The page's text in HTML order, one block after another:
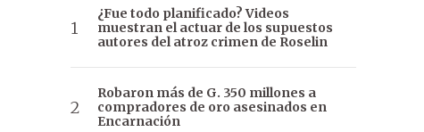
¿Fue todo planificado? Videos
muestran el actuar de los supuestos
autores del atroz crimen de Roselin
Robaron más de G. 350 millones a
compradores de oro asesinados en
Encarnación